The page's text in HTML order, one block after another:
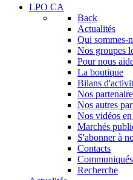
LPO CA
Back
Actualités
Qui sommes-
Nos groupes
Pour nous
La boutique
Bilans
Nos
Nos autres
Nos vidéos
Marchés
S'abonner à
Contacts
Recherche